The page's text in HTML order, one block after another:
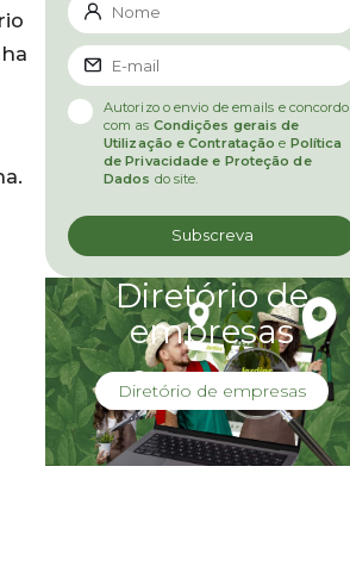
Autorizo o envio de emails e concordo
com as Condições gerais de
Utilização e Contratação e Política
de Privacidade e Proteção de
Dados do site.
Diretório de
empresas
Diretório de empresas